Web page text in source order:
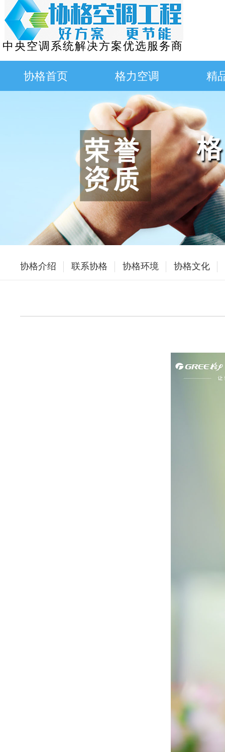
中央空调系统解决方案优选服务商
协格首页 格力空调 精
协格介绍 联系协格 协格环境 协格文化